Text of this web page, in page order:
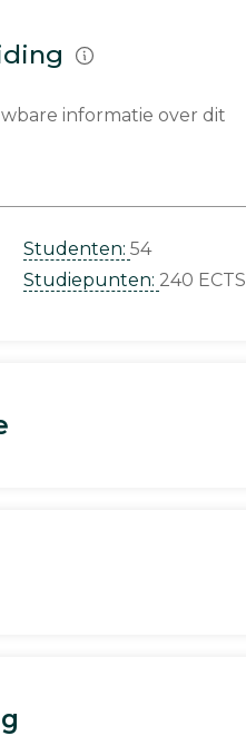
informatie over dit
Studenten: 54
Studiepunten: 240 ECTS